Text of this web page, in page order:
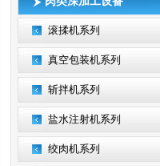
滚揉机系列
真空包装机系列
斩拌机系列
盐水注射机系列
绞肉机系列